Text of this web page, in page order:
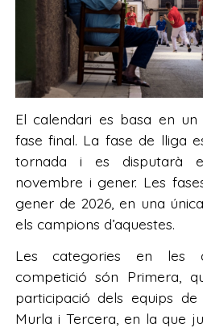
El calendari es basa en
fase final. La fase de lliga
tornada i es disputarà
novembre i gener. Les
gener de 2026, en una
els campions d’aquestes.
Les categories en les
competició són Primera,
participació dels equips
Murla i Tercera, en la que